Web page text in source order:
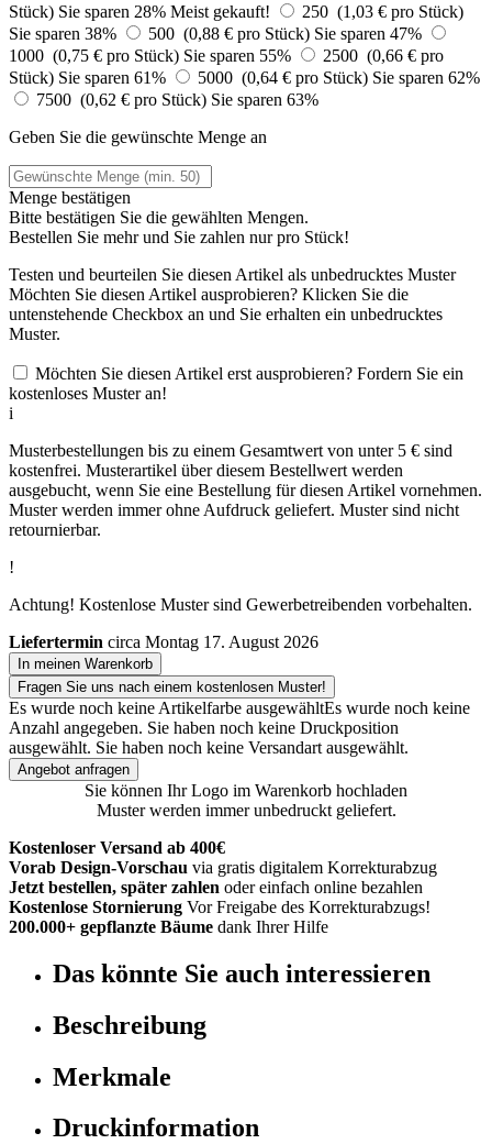
Stück) Sie sparen 28% Meist gekauft!
250 (1,03 € pro Stück)
Sie sparen 38%
500 (0,88 € pro Stück) Sie sparen 47%
1000 (0,75 € pro Stück) Sie sparen 55%
2500 (0,66 € pro
Stück) Sie sparen 61% 5000 (0,64 € pro Stück) Sie sparen 62%
7500 (0,62 € pro Stück) Sie sparen 63%
Geben Sie die gewünschte Menge an
Menge bestätigen
Bitte bestätigen Sie die gewählten Mengen.
Bestellen Sie mehr und Sie zahlen nurpro Stück!
Testen und beurteilen Sie diesen Artikel als unbedrucktes Muster
Möchten Sie diesen Artikel ausprobieren? Klicken Sie die
untenstehende Checkbox an und Sie erhalten ein unbedrucktes
Muster.
Möchten Sie diesen Artikel erst ausprobieren? Fordern Sie ein
kostenloses Muster an!
i
Musterbestellungen bis zu einem Gesamtwert von unter 5 € sind
kostenfrei. Musterartikel über diesem Bestellwert werden
ausgebucht, wenn Sie eine Bestellung für diesen Artikel vornehmen.
Muster werden immer ohne Aufdruck geliefert. Muster sind nicht
retournierbar.
!
Achtung! Kostenlose Muster sind Gewerbetreibenden vorbehalten.
Liefertermin circa Montag 17. August 2026
In meinen Warenkorb
Fragen Sie uns nach einem kostenlosen Muster!
Es wurde noch keine Artikelfarbe ausgewähltEs wurde noch keine
Anzahl angegeben. Sie haben noch keine Druckposition
ausgewählt. Sie haben noch keine Versandart ausgewählt.
Angebot anfragen
Sie können Ihr Logo im Warenkorb hochladen
Muster werden immer unbedruckt geliefert.
Kostenloser Versand ab 400€
Vorab Design-Vorschau via gratis digitalem Korrekturabzug
Jetzt bestellen, später zahlen oder einfach online bezahlen
Kostenlose Stornierung Vor Freigabe des Korrekturabzugs!
200.000+ gepflanzte Bäume dank Ihrer Hilfe
Das könnte Sie auch interessieren
Beschreibung
Merkmale
Druckinformation